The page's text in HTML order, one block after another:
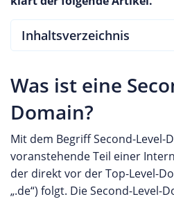
Inhaltsverzeichnis
Was ist eine
Domain?
Mit dem Begriff Second-Level-
voranstehende Teil einer
der direkt vor der Top-Level-
„.de“) folgt. Die Second-Level-